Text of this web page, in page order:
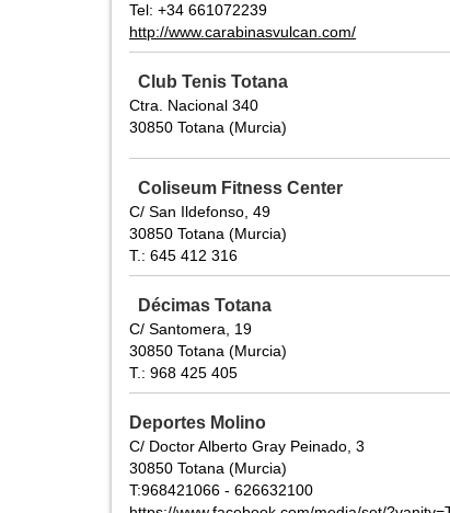
Tel: +34 661072239
http://www.carabinasvulcan.com/
Club Tenis Totana
Ctra. Nacional 340
30850 Totana (Murcia)
Coliseum Fitness Center
C/ San Ildefonso, 49
30850 Totana (Murcia)
T.: 645 412 316
Décimas Totana
C/ Santomera, 19
30850 Totana (Murcia)
T.: 968 425 405
Deportes Molino
C/ Doctor Alberto Gray Peinado, 3
30850 Totana (Murcia)
T:968421066 - 626632100